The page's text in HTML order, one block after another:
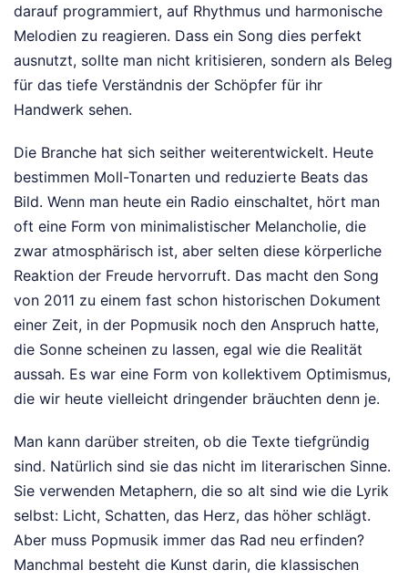
darauf programmiert, auf Rhythmus und harmonische
Melodien zu reagieren. Dass ein Song dies perfekt
ausnutzt, sollte man nicht kritisieren, sondern als Beleg
für das tiefe Verständnis der Schöpfer für ihr
Handwerk sehen.
Die Branche hat sich seither weiterentwickelt. Heute
bestimmen Moll-Tonarten und reduzierte Beats das
Bild. Wenn man heute ein Radio einschaltet, hört man
oft eine Form von minimalistischer Melancholie, die
zwar atmosphärisch ist, aber selten diese körperliche
Reaktion der Freude hervorruft. Das macht den Song
von 2011 zu einem fast schon historischen Dokument
einer Zeit, in der Popmusik noch den Anspruch hatte,
die Sonne scheinen zu lassen, egal wie die Realität
aussah. Es war eine Form von kollektivem Optimismus,
die wir heute vielleicht dringender bräuchten denn je.
Man kann darüber streiten, ob die Texte tiefgründig
sind. Natürlich sind sie das nicht im literarischen Sinne.
Sie verwenden Metaphern, die so alt sind wie die Lyrik
selbst: Licht, Schatten, das Herz, das höher schlägt.
Aber muss Popmusik immer das Rad neu erfinden?
Manchmal besteht die Kunst darin, die klassischen